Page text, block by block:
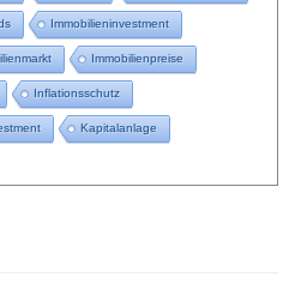
Immobilieninvestment
Immobilienpreise
Inflationsschutz
Kapitalanlage